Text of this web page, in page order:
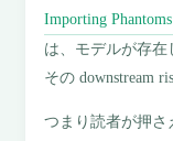
Importing Phantoms
は、モデルが存在
その downstream
つまり読者が押さ